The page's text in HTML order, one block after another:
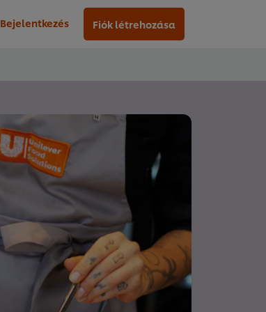
Bejelentkezés Fiók létrehozása